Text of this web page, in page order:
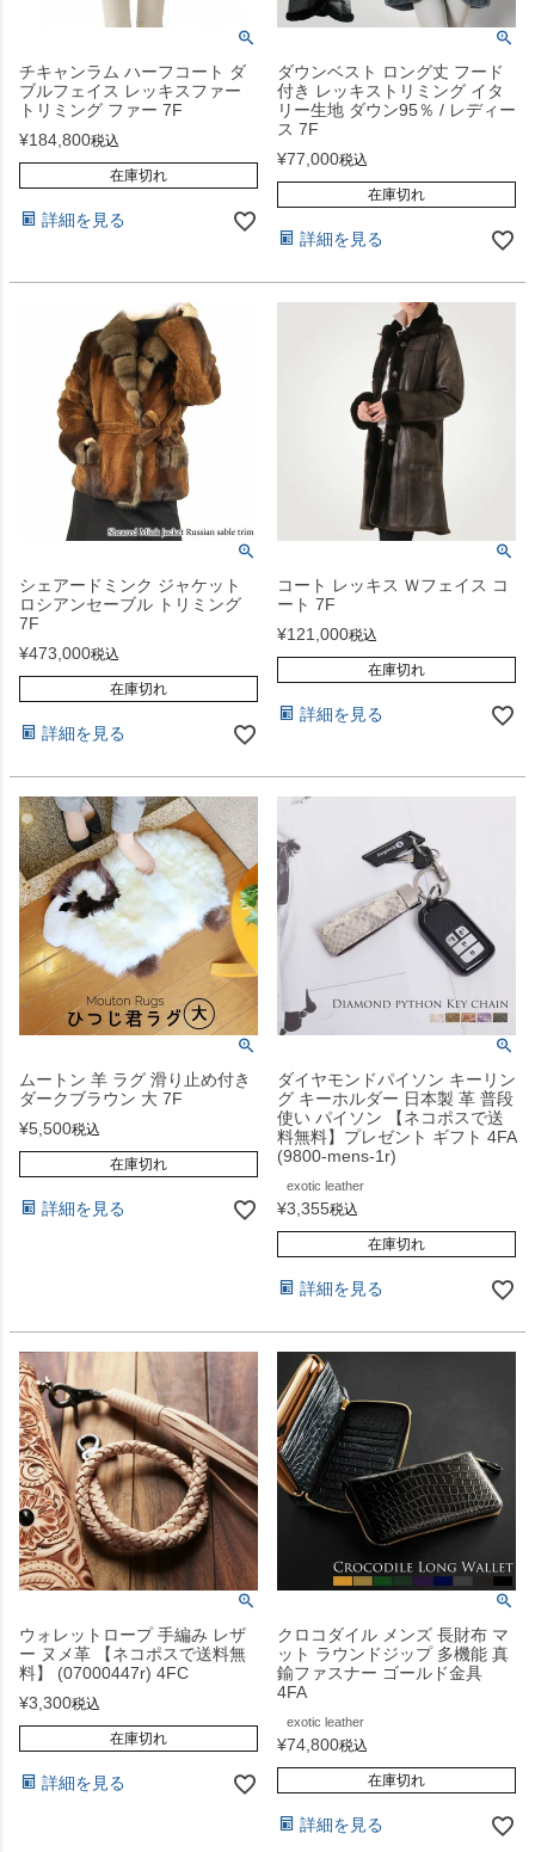
チキャンラム ハーフコート ダ
ブルフェイス レッキスファー
トリミング ファー 7F
¥184,800税込
在庫切れ
詳細を見る
ダウンベスト ロング丈 フード
付き レッキストリミング イタ
リー生地 ダウン95％ / レディー
ス 7F
¥77,000税込
在庫切れ
詳細を見る
シェアードミンク ジャケット
ロシアンセーブル トリミング
7F
¥473,000税込
在庫切れ
詳細を見る
コート レッキス Ｗフェイス コ
ート 7F
¥121,000税込
在庫切れ
詳細を見る
ムートン 羊 ラグ 滑り止め付き
ダークブラウン 大 7F
¥5,500税込
在庫切れ
詳細を見る
ダイヤモンドパイソン キーリン
グ キーホルダー 日本製 革 普段
使い パイソン 【ネコポスで送
料無料】プレゼント ギフト 4FA
(9800-mens-1r)
exotic leather
¥3,355税込
在庫切れ
詳細を見る
ウォレットロープ 手編み レザ
ー ヌメ革 【ネコポスで送料無
料】 (07000447r) 4FC
¥3,300税込
在庫切れ
詳細を見る
クロコダイル メンズ 長財布 マ
ット ラウンドジップ 多機能 真
鍮ファスナー ゴールド金具
4FA
exotic leather
¥74,800税込
在庫切れ
詳細を見る